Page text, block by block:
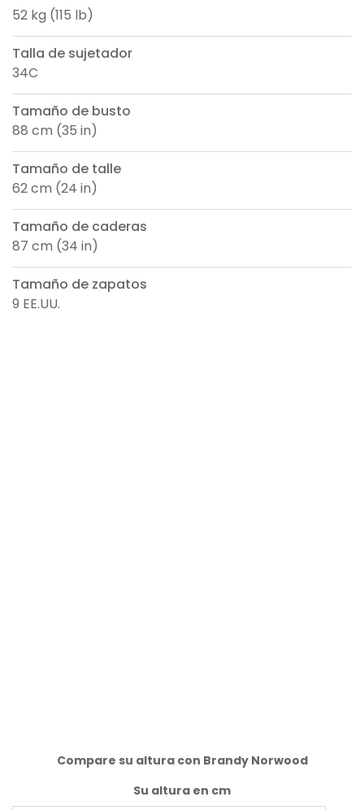
52 kg (115 lb)
Talla de sujetador
34C
Tamaño de busto
88 cm (35 in)
Tamaño de talle
62 cm (24 in)
Tamaño de caderas
87 cm (34 in)
Tamaño de zapatos
9 EE.UU.
Compare su altura con Brandy Norwood
Su altura en cm